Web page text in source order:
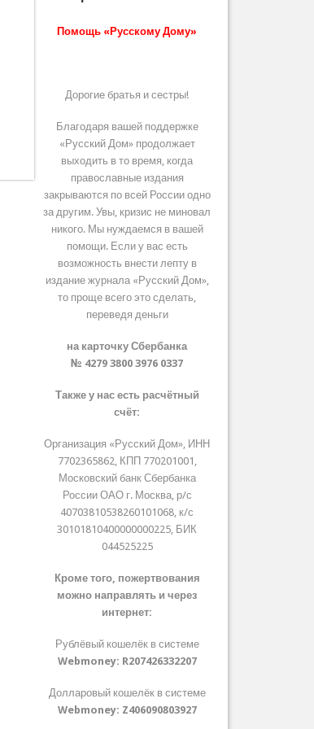
Помощь «Русскому Дому»
Дорогие братья и сестры!
Благодаря вашей поддержке
«Русский Дом» продолжает
выходить в то время, когда
православные издания
закрываются по всей России одно
за другим. Увы, кризис не миновал
никого. Мы нуждаемся в вашей
помощи. Если у вас есть
возможность внести лепту в
издание журнала «Русский Дом»,
то проще всего это сделать,
переведя деньги
на карточку Сбербанка
№ 4279 3800 3976 0337
Также у нас есть расчётный
счёт:
Организация «Русский Дом», ИНН
7702365862, КПП 770201001,
Московский банк Сбербанка
России ОАО г. Москва, р/с
40703810538260101068, к/с
30101810400000000225, БИК
044525225
Кроме того, пожертвования
можно направлять и через
интернет:
Рублёвый кошелёк в системе
Webmoney: R207426332207
Долларовый кошелёк в системе
Webmoney: Z406090803927